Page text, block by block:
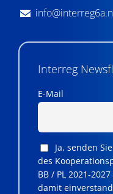
Interreg
E-Mail
Ja, senden
des
BB / PL 2021-
damit